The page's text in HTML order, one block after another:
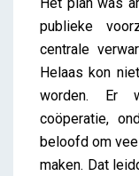
publieke
centrale
Helaas kon
worden. Er
coöperatie,
beloofd om
maken. Dat